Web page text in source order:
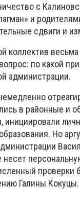
с
и
сдвиги и
коллектив
по какой
администрации.
в районные и
инициировали
Но
несет
проверки
Галины Кокуцы.